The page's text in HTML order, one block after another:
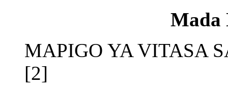
Mada
MAPIGO YA VITASA
[2]